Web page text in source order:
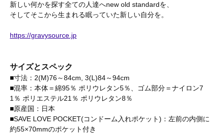
新しい何かを探す全ての人達へnew old standardを、
そしてそこから生まれる眠っていた新しい自分を。
https://gravysource.jp
サイズとスペック
■寸法：2(M)76～84cm, 3(L)84～94cm
■混率：本体＝綿95％ ポリウレタン5％、ゴム部分＝ナイロン7
1％ ポリエステル21％ ポリウレタン8％
■原産国：日本
■SAVE LOVE POCKET(コンドーム入れポケット)：左前の内側に
約55×70mmのポケット付き